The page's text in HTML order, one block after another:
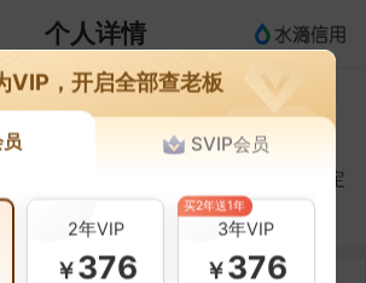
个人详情
信股份有限公司塔城二工镇营业厅的法定
VIP，开启全部查老板
SVIP会员
2年VIP
￥376
3年VIP
￥376
买2年送1年